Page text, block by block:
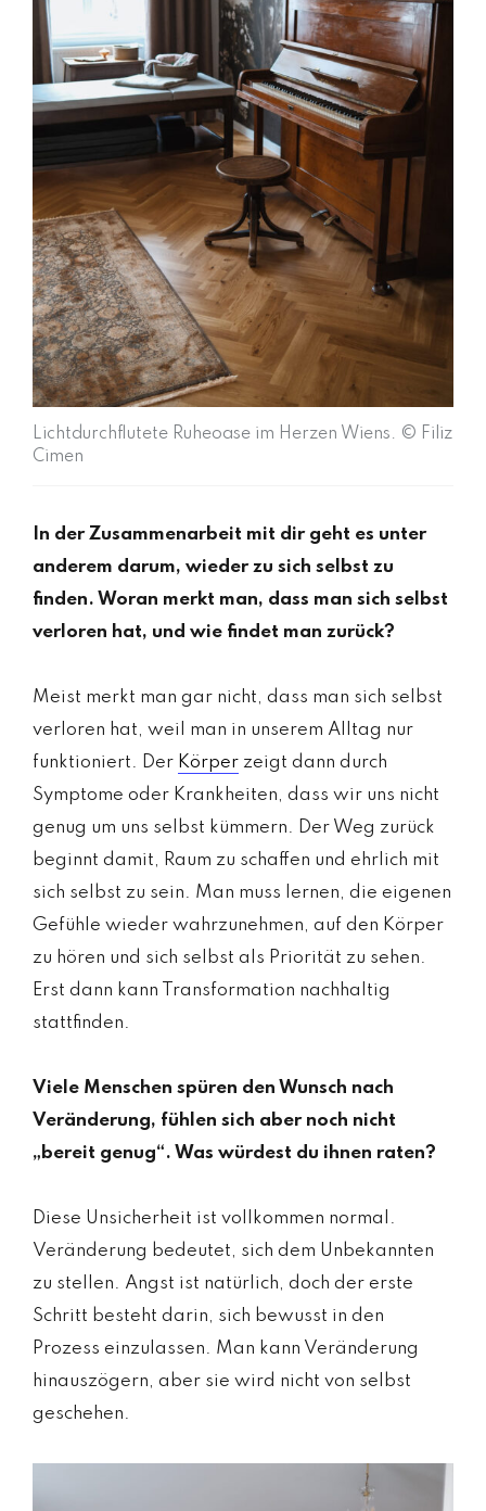
Lichtdurchflutete Ruheoase im Herzen Wiens. © Filiz
Cimen
In der Zusammenarbeit mit dir geht es unter
anderem darum, wieder zu sich selbst zu
finden. Woran merkt man, dass man sich selbst
verloren hat, und wie findet man zurück?
Meist merkt man gar nicht, dass man sich selbst
verloren hat, weil man in unserem Alltag nur
funktioniert. Der Körper zeigt dann durch
Symptome oder Krankheiten, dass wir uns nicht
genug um uns selbst kümmern. Der Weg zurück
beginnt damit, Raum zu schaffen und ehrlich mit
sich selbst zu sein. Man muss lernen, die eigenen
Gefühle wieder wahrzunehmen, auf den Körper
zu hören und sich selbst als Priorität zu sehen.
Erst dann kann Transformation nachhaltig
stattfinden.
Viele Menschen spüren den Wunsch nach
Veränderung, fühlen sich aber noch nicht
„bereit genug“. Was würdest du ihnen raten?
Diese Unsicherheit ist vollkommen normal.
Veränderung bedeutet, sich dem Unbekannten
zu stellen. Angst ist natürlich, doch der erste
Schritt besteht darin, sich bewusst in den
Prozess einzulassen. Man kann Veränderung
hinauszögern, aber sie wird nicht von selbst
geschehen.